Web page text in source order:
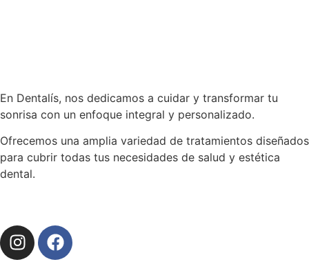
En Dentalís, nos dedicamos a cuidar y transformar tu
sonrisa con un enfoque integral y personalizado.
Ofrecemos una amplia variedad de tratamientos diseñados
para cubrir todas tus necesidades de salud y estética
dental.